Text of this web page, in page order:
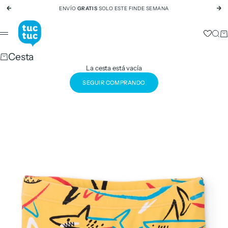
Ir al contenido
Anterior ENVÍO GRATIS SOLO ESTE FINDE SEMANA
tuc tuc
Menú
Cesta
La cesta está vacía
SEGUIR COMPRANDO